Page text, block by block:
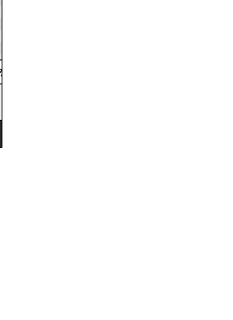
供しています。おでかけの際は、公共交通